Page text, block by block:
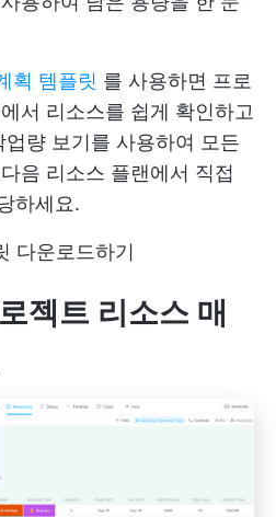
획 템플릿 를 사용하면 프로
서 리소스를 쉽게 확인하고
량 보기를 사용하여 모든
음 리소스 플랜에서 직접
하세요.
다운로드하기
젝트 리소스 매